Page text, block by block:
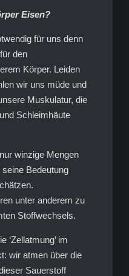
Eisen?
für uns denn
den
Körper. Leiden
wir uns müde und
Muskulatur, die
Schleimhäute
winzige Mengen
Bedeutung
unter anderem zu
Stoffwechsels.
‘Zellatmung’ im
wir atmen über die
Sauerstoff